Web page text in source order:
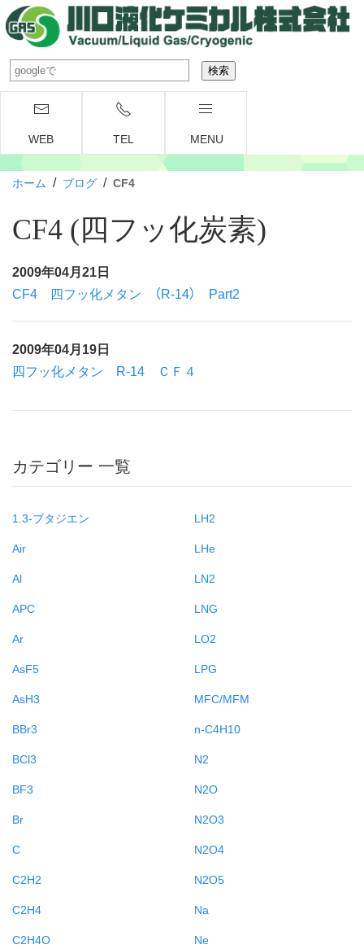
WEB TEL MENU
ホーム / ブログ / CF4
CF4 (四フッ化炭素)
2009年04月21日
CF4 四フッ化メタン （R-14） Part2
2009年04月19日
四フッ化メタン R-14 ＣＦ４
カテゴリー 一覧
1.3-ブタジエン
Air
Al
APC
Ar
AsF5
AsH3
BBr3
BCl3
BF3
Br
C
C2H2
C2H4
C2H4O
LH2
LHe
LN2
LNG
LO2
LPG
MFC/MFM
n-C4H10
N2
N2O
N2O3
N2O4
N2O5
Na
Ne